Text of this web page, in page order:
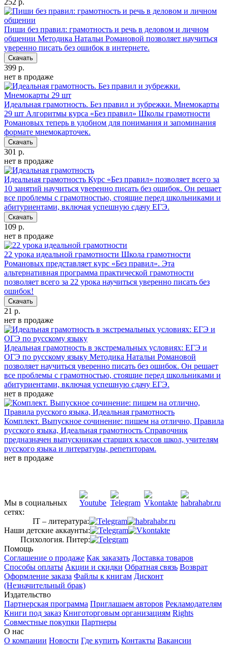
252 р.
Пиши без правил: грамотность и речь в деловом и личном
общении Методика Натальи Романовой позволяет научиться
уверенно писать без ошибок в интернете.
Скачать
399 р.
нет в продаже
Идеальная грамотность. Без правил и зубрежки. Мнемокарты
29 шт Алгоритмы курса «Без правил» Школы грамотности
Романовых теперь в удобном для понимания и запоминания
формате мнемокарточек.
Скачать
301 р.
нет в продаже
Идеальная грамотность Курс «Без правил» позволяет всего за
10 занятий научиться уверенно писать без ошибок. Он решает
все проблемы с грамотностью, стоящие перед школьниками и
абитуриентами, включая успешную сдачу ЕГЭ.
Скачать
109 р.
нет в продаже
22 урока идеальной грамотности Школа грамотности
Романовых представляет курс «Без правил». Эта
альтернативная программа практической грамотности
позволяет всего за 22 урока научиться уверенно писать без
ошибок!
Скачать
21 р.
нет в продаже
Идеальная грамотность в экстремальных условиях: ЕГЭ и
ОГЭ по русскому языку Методика Натальи Романовой
позволяет научиться уверенно писать без ошибок. Он решает
все проблемы с грамотностью, стоящие перед школьниками и
абитуриентами, включая успешную сдачу ЕГЭ.
нет в продаже
Комплект. Выпускное сочинение: пишем на отлично, Правила
русского языка, Идеальная грамотность Справочник
предназначен выпускникам старших классов школ, учителям
русского языка и литературы, репетиторам.
нет в продаже
Мы в социальных
сетях:
IT – литература:
Наши детские аккаунты:
Психология. Питер:
Помощь
Соглашение о продаже Как заказать Доставка товаров
Способы оплаты Акции и скидки Обратная связь Возврат
Оформление заказа Файлы к книгам Дисконт
(Незначительный брак)
Издательство
Партнерская программа Приглашаем авторов Рекламодателям
Книги под заказ Книготорговым организациям Rights
Совместные покупки Партнеры
О нас
О компании Новости Где купить Контакты Вакансии